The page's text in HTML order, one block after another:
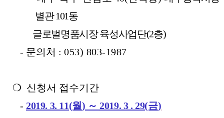
별관101동
글로벌명품시장 육성사업단(2층)
- 문의처 : 053) 803-1987
❍ 신청서 접수기간
- 2019. 3. 11(월) ～2019. 3 . 29(금)